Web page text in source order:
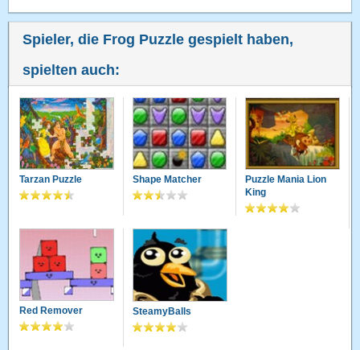
Spieler, die Frog Puzzle gespielt haben,
spielten auch:
Tarzan Puzzle Shape Matcher
Puzzle Mania Lion
King
Red Remover SteamyBalls